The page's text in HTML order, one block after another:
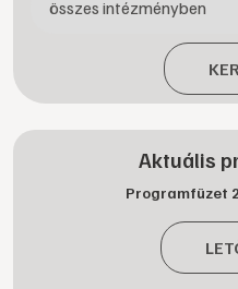
Aktuális
Programfüzet